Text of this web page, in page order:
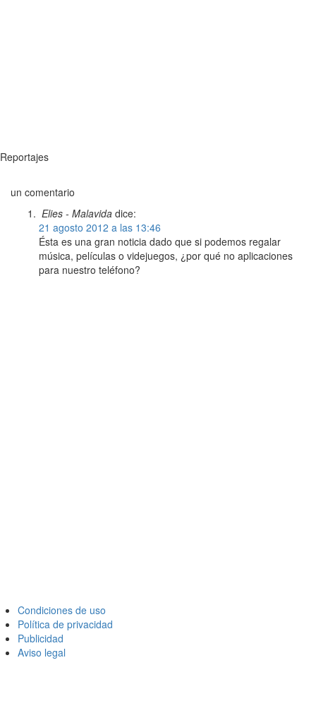
Reportajes
un comentario
Elies - Malavida dice:
21 agosto 2012 a las 13:46
Ésta es una gran noticia dado que si podemos regalar
música, películas o videjuegos, ¿por qué no aplicaciones
para nuestro teléfono?
Condiciones de uso
Política de privacidad
Publicidad
Aviso legal